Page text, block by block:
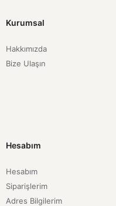
Kurumsal
Hakkımızda
Bize Ulaşın
Hesabım
Hesabım
Siparişlerim
Adres Bilgilerim